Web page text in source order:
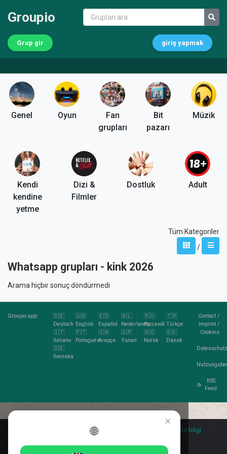
Groupio
Grup gir giriş yapmak
Genel Oyun
Fan
grupları
Bit
pazarı
Müzik
Kendi
kendine
yetme
Dizi &
Filmler
Dostluk Adult
Tüm Kategoriler
/
Whatsapp grupları - kink 2026
Arama hiçbir sonuç döndürmedi
Groupio.app
🇩🇪
Deutsch
🇬🇧
English
🇪🇸
Español
🇳🇱
Nederlands
🇷🇺
Pусский
🇹🇷
Türkçe
🇮🇹
Italiano
🇵🇹
Português
🇸🇦
Arapça
🇬🇷
Yunan
🇳🇴
Norsk
🇩🇰
Dansk
🇸🇪
Svenska
Contact/
Imprint/
Cookies
RSS
Feed
Kurabiye sever misin? daha fazla bilgi
×
🌐